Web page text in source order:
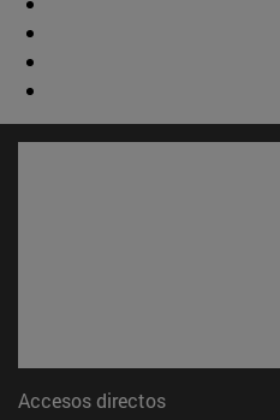
Accesos directos